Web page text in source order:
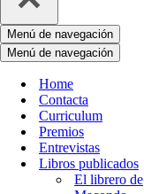
Menú de navegación
Menú de navegación
Home
Contacta
Curriculum
Premios
Entrevistas
Libros publicados
El librero de